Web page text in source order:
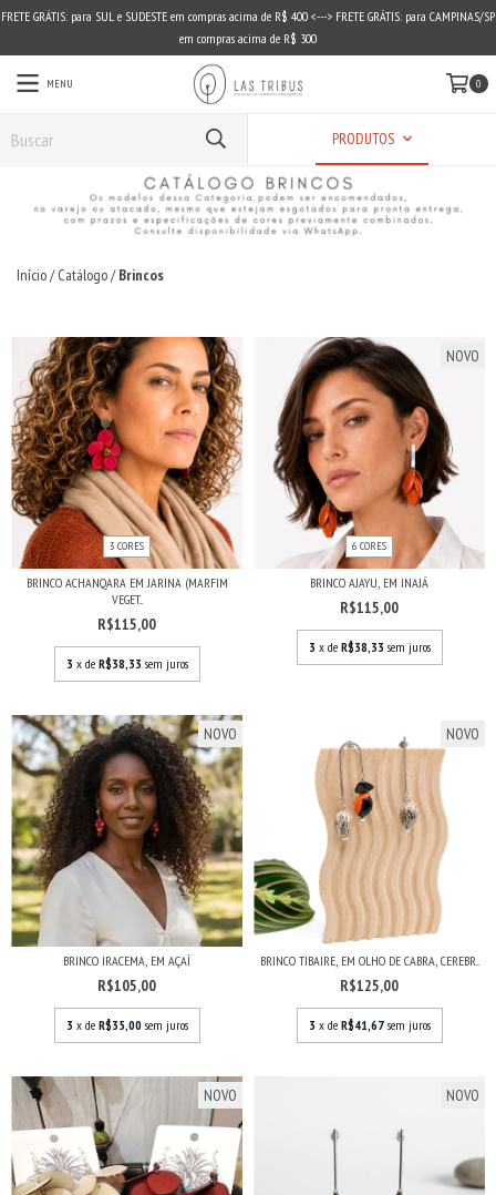
FRETE GRÁTIS: para SUL e SUDESTE em compras acima de R$ 400 <---> FRETE GRÁTIS: para CAMPINAS/SP
em compras acima de R$ 300
MENU 0
PRODUTOS
Início/ Catálogo/ Brincos
3 CORES
BRINCO ACHANQARA EM JARINA (MARFIM
VEGET...
R$115,00
3 x de R$38,33 sem juros
NOVO
6 CORES
BRINCO AJAYU, EM INAJÁ
R$115,00
3 x de R$38,33 sem juros
NOVO
BRINCO IRACEMA, EM AÇAÍ
R$105,00
3 x de R$35,00 sem juros
NOVO
BRINCO TIBAIRE, EM OLHO DE CABRA, CEREBR...
R$125,00
3 x de R$41,67 sem juros
NOVO NOVO